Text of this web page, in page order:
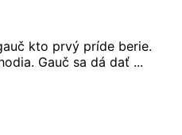
kto prvý príde berie.
Gauč sa dá dať ...